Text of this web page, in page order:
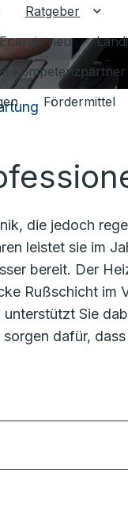
Ratgeber
neu
Kompetenzpartner
Fördermittel
die jedoch
leistet sie im
bereit. Der
Rußschicht im
Sie
dafür,